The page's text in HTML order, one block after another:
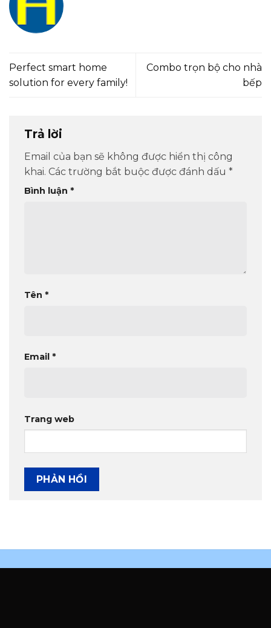
Perfect smart home
solution for every family!
Combo trọn bộ cho nhà
bếp
Trả lời
Email của bạn sẽ không được hiển thị công
khai. Các trường bắt buộc được đánh dấu *
Bình luận *
Tên *
Email *
Trang web